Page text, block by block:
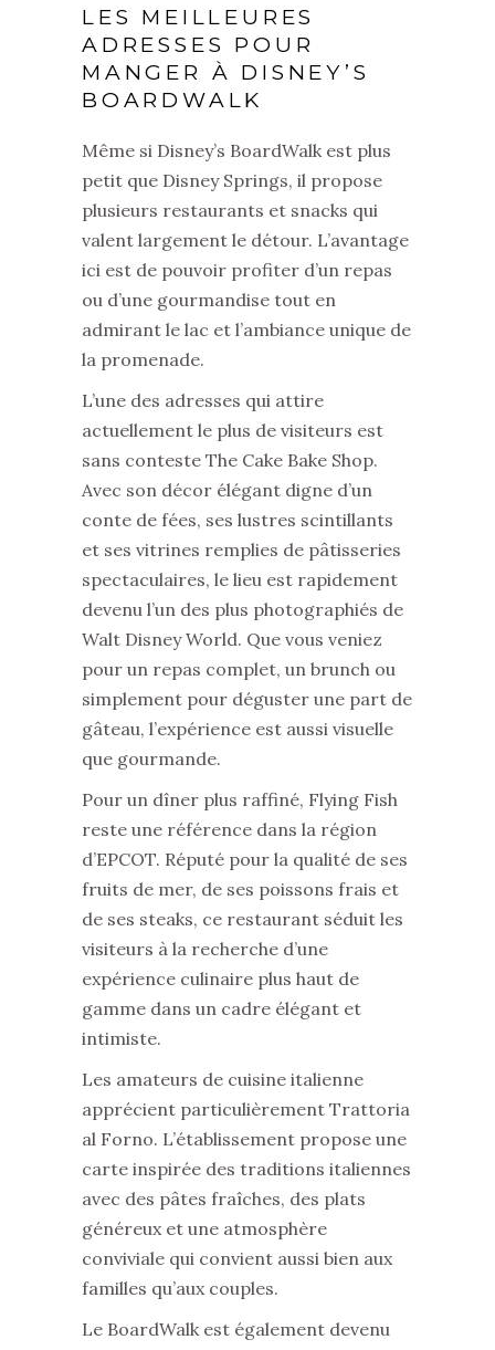
LES MEILLEURES
ADRESSES POUR
MANGER À DISNEY’S
BOARDWALK
Même si Disney’s BoardWalk est plus
petit que Disney Springs, il propose
plusieurs restaurants et snacks qui
valent largement le détour. L’avantage
ici est de pouvoir profiter d’un repas
ou d’une gourmandise tout en
admirant le lac et l’ambiance unique de
la promenade.
L’une des adresses qui attire
actuellement le plus de visiteurs est
sans conteste The Cake Bake Shop.
Avec son décor élégant digne d’un
conte de fées, ses lustres scintillants
et ses vitrines remplies de pâtisseries
spectaculaires, le lieu est rapidement
devenu l’un des plus photographiés de
Walt Disney World. Que vous veniez
pour un repas complet, un brunch ou
simplement pour déguster une part de
gâteau, l’expérience est aussi visuelle
que gourmande.
Pour un dîner plus raffiné, Flying Fish
reste une référence dans la région
d’EPCOT. Réputé pour la qualité de ses
fruits de mer, de ses poissons frais et
de ses steaks, ce restaurant séduit les
visiteurs à la recherche d’une
expérience culinaire plus haut de
gamme dans un cadre élégant et
intimiste.
Les amateurs de cuisine italienne
apprécient particulièrement Trattoria
al Forno. L’établissement propose une
carte inspirée des traditions italiennes
avec des pâtes fraîches, des plats
généreux et une atmosphère
conviviale qui convient aussi bien aux
familles qu’aux couples.
Le BoardWalk est également devenu